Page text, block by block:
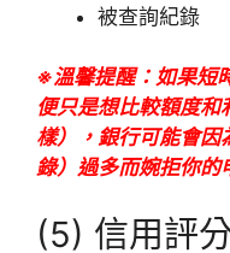
被查詢紀錄
※溫馨提醒：如果短
便只是想比較額度和
樣），銀行可能會因
錄）過多而婉拒你的
(5) 信用評